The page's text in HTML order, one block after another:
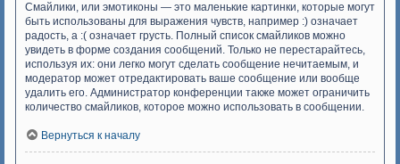
Смайлики, или эмотиконы — это маленькие картинки, которые могут
быть использованы для выражения чувств, например :) означает
радость, а :( означает грусть. Полный список смайликов можно
увидеть в форме создания сообщений. Только не перестарайтесь,
используя их: они легко могут сделать сообщение нечитаемым, и
модератор может отредактировать ваше сообщение или вообще
удалить его. Администратор конференции также может ограничить
количество смайликов, которое можно использовать в сообщении.
Вернуться к началу